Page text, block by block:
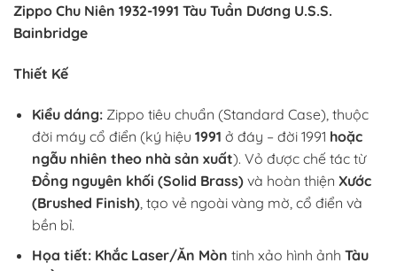
Zippo Chu Niên 1932-1991 Tàu Tuần Dương U.S.S.
Bainbridge
Thiết Kế
Kiểu dáng:Zippo tiêu chuẩn (Standard Case), thuộc
đời máy cổ điển (ký hiệu 1991 ở đáy – đời 1991 hoặc
ngẫu nhiên theo nhà sản xuất). Vỏ được chế tác từ
Đồng nguyên khối (Solid Brass)và hoàn thiện Xước
(Brushed Finish), tạo vẻ ngoài vàng mờ, cổ điển và
bền bỉ.
Họa tiết: Khắc Laser/Ăn Mòn tinh xảo hình ảnh Tàu